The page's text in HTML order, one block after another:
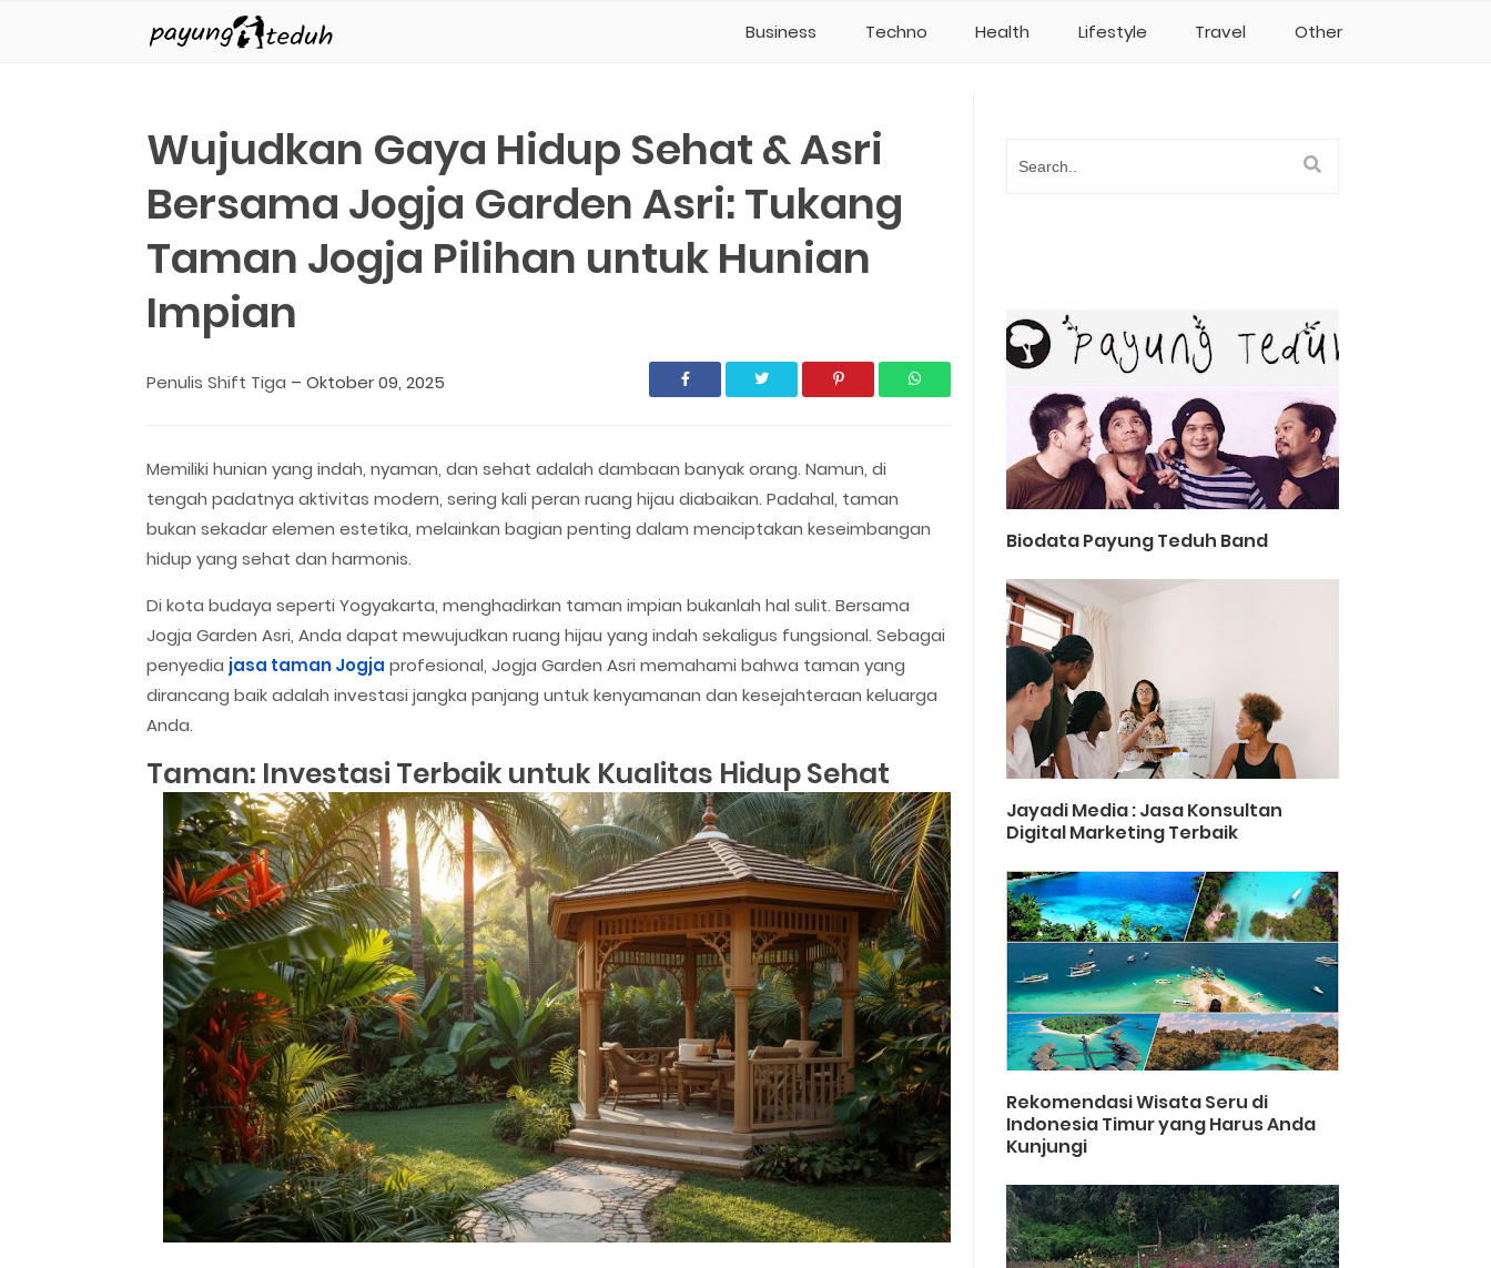
Wujudkan Gaya Hidup Sehat & Asri
Bersama Jogja Garden Asri: Tukang
Taman Jogja Pilihan untuk Hunian
Impian
Penulis Shift Tiga – Oktober 09, 2025
Memiliki hunian yang indah, nyaman, dan sehat adalah dambaan banyak orang. Namun, di
tengah padatnya aktivitas modern, sering kali peran ruang hijau diabaikan. Padahal, taman
bukan sekadar elemen estetika, melainkan bagian penting dalam menciptakan keseimbangan
hidup yang sehat dan harmonis.
Di kota budaya seperti Yogyakarta, menghadirkan taman impian bukanlah hal sulit. Bersama
Jogja Garden Asri, Anda dapat mewujudkan ruang hijau yang indah sekaligus fungsional. Sebagai
penyedia jasa taman Jogja profesional, Jogja Garden Asri memahami bahwa taman yang
dirancang baik adalah investasi jangka panjang untuk kenyamanan dan kesejahteraan keluarga
Anda.
Taman: Investasi Terbaik untuk Kualitas Hidup Sehat
Biodata Payung Teduh Band
Jayadi Media : Jasa Konsultan
Digital Marketing Terbaik
Rekomendasi Wisata Seru di
Indonesia Timur yang Harus Anda
Kunjungi
Business Techno Health Lifestyle Travel Other